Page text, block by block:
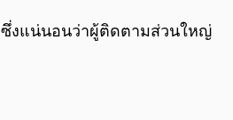
ซึ่งแน่นอนว่าผู้ติดตามส่วนใหญ่